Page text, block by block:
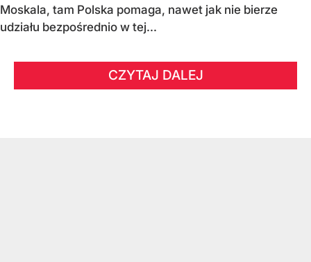
Moskala, tam Polska pomaga, nawet jak nie bierze
udziału bezpośrednio w tej...
CZYTAJ DALEJ